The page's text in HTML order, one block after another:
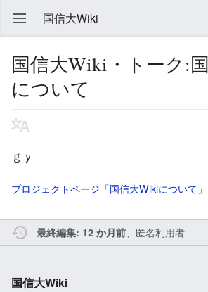
国信大Wiki
国信大Wiki・トーク:
について
ｇｙ
プロジェクトページ「国信大Wikiについて
最終編集: 12 か月前、匿名利用者
国信大Wiki